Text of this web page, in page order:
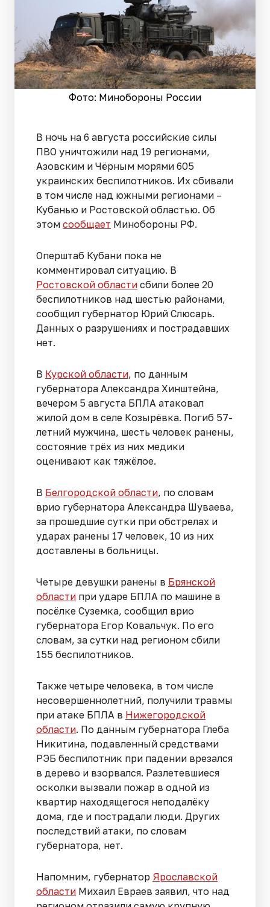
Фото: Минобороны России
В ночь на 6 августа российские силы
ПВО уничтожили над 19 регионами,
Азовским и Чёрным морями 605
украинских беспилотников. Их сбивали
в том числе над южными регионами –
Кубанью и Ростовской областью. Об
этом сообщает Минобороны РФ.
Оперштаб Кубани пока не
комментировал ситуацию. В
Ростовской области сбили более 20
беспилотников над шестью районами,
сообщил губернатор Юрий Слюсарь.
Данных о разрушениях и пострадавших
нет.
В Курской области, по данным
губернатора Александра Хинштейна,
вечером 5 августа БПЛА атаковал
жилой дом в селе Козырёвка. Погиб 57-
летний мужчина, шесть человек ранены,
состояние трёх из них медики
оценивают как тяжёлое.
В Белгородской области, по словам
врио губернатора Александра Шуваева,
за прошедшие сутки при обстрелах и
ударах ранены 17 человек, 10 из них
доставлены в больницы.
Четыре девушки ранены в Брянской
области при ударе БПЛА по машине в
посёлке Суземка, сообщил врио
губернатора Егор Ковальчук. По его
словам, за сутки над регионом сбили
155 беспилотников.
Также четыре человека, в том числе
несовершеннолетний, получили травмы
при атаке БПЛА в Нижегородской
области. По данным губернатора Глеба
Никитина, подавленный средствами
РЭБ беспилотник при падении врезался
в дерево и взорвался. Разлетевшиеся
осколки вызвали пожар в одной из
квартир находящегося неподалёку
дома, где и пострадали люди. Других
последствий атаки, по словам
губернатора, нет.
Напомним, губернатор Ярославской
области Михаил Евраев заявил, что над